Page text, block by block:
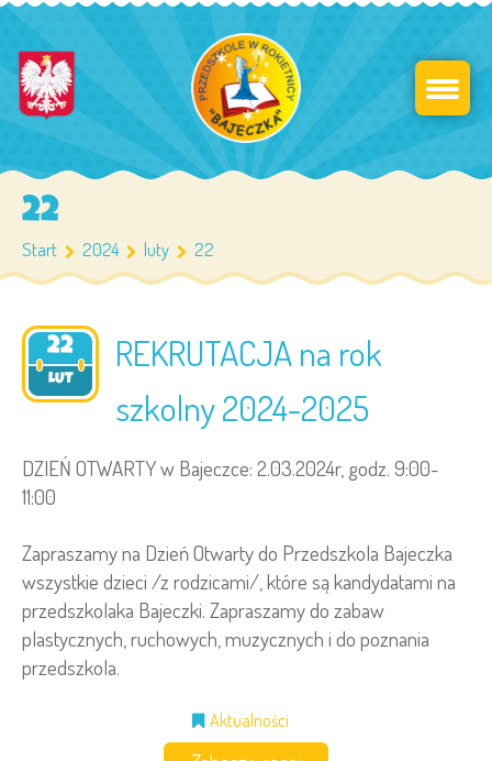
22
Start 2024 luty 22
22
LUT
2024
REKRUTACJA na rok
szkolny 2024-2025
DZIEŃ OTWARTY w Bajeczce: 2.03.2024r, godz. 9:00-
11:00
Zapraszamy na Dzień Otwarty do Przedszkola Bajeczka
wszystkie dzieci /z rodzicami/, które są kandydatami na
przedszkolaka Bajeczki. Zapraszamy do zabaw
plastycznych, ruchowych, muzycznych i do poznania
przedszkola.
Aktualności